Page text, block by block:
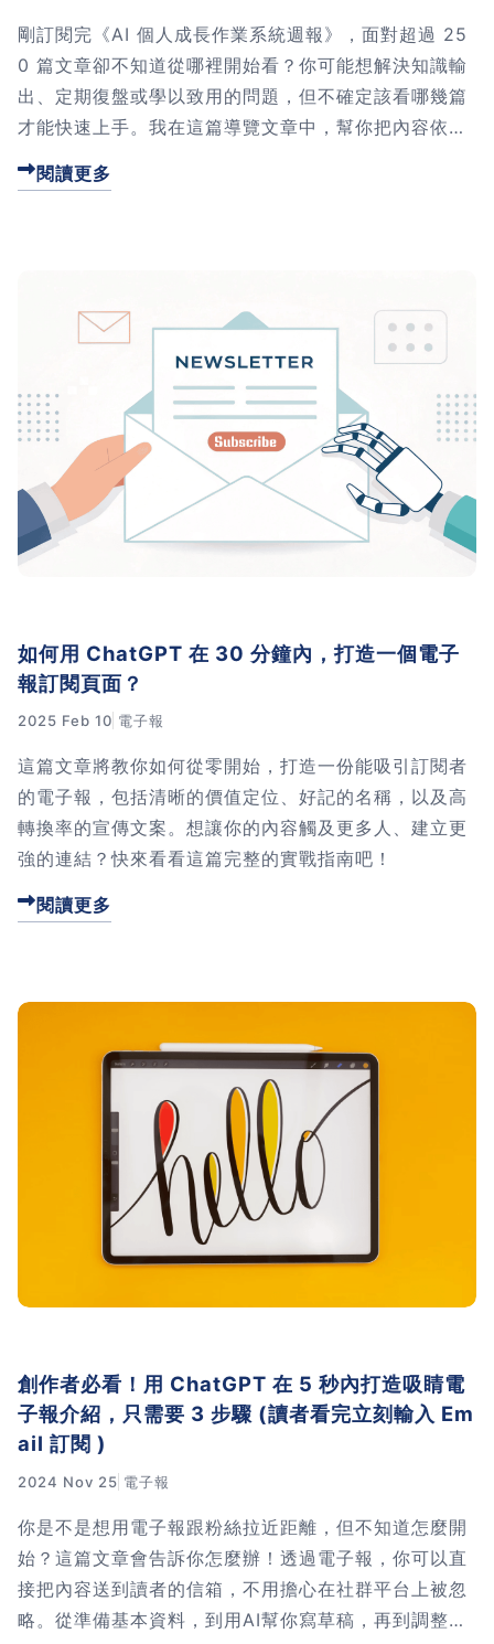
職場思維與工作術｜圖解問題
分析與解決 x AI 視覺化實戰
軟體開發實務｜技術文件寫作
剛訂閱完《AI 個人成長作業系統週報》，面對超過 25
0 篇文章卻不知道從哪裡開始看？你可能想解決知識輸
出、定期復盤或學以致用的問題，但不確定該看哪幾篇
才能快速上手。我在這篇導覽文章中，幫你把內容依照
「最迫切的問題」分類整理好了，每個主題都有推薦的
閱讀順序和可以直接用的 AI 指令範本。點進來看看，
閱讀更多
如何用 ChatGPT 在 30 分鐘內，打造一個電子
報訂閱頁面？
2025 Feb 10 電子報
這篇文章將教你如何從零開始，打造一份能吸引訂閱者
的電子報，包括清晰的價值定位、好記的名稱，以及高
轉換率的宣傳文案。想讓你的內容觸及更多人、建立更
強的連結？快來看看這篇完整的實戰指南吧！
閱讀更多
創作者必看！用 ChatGPT 在 5 秒內打造吸睛電
子報介紹，只需要 3 步驟 (讀者看完立刻輸入 Em
ail 訂閱 )
2024 Nov 25 電子報
你是不是想用電子報跟粉絲拉近距離，但不知道怎麼開
始？這篇文章會告訴你怎麼辦！透過電子報，你可以直
接把內容送到讀者的信箱，不用擔心在社群平台上被忽
略。從準備基本資料，到用AI幫你寫草稿，再到調整內